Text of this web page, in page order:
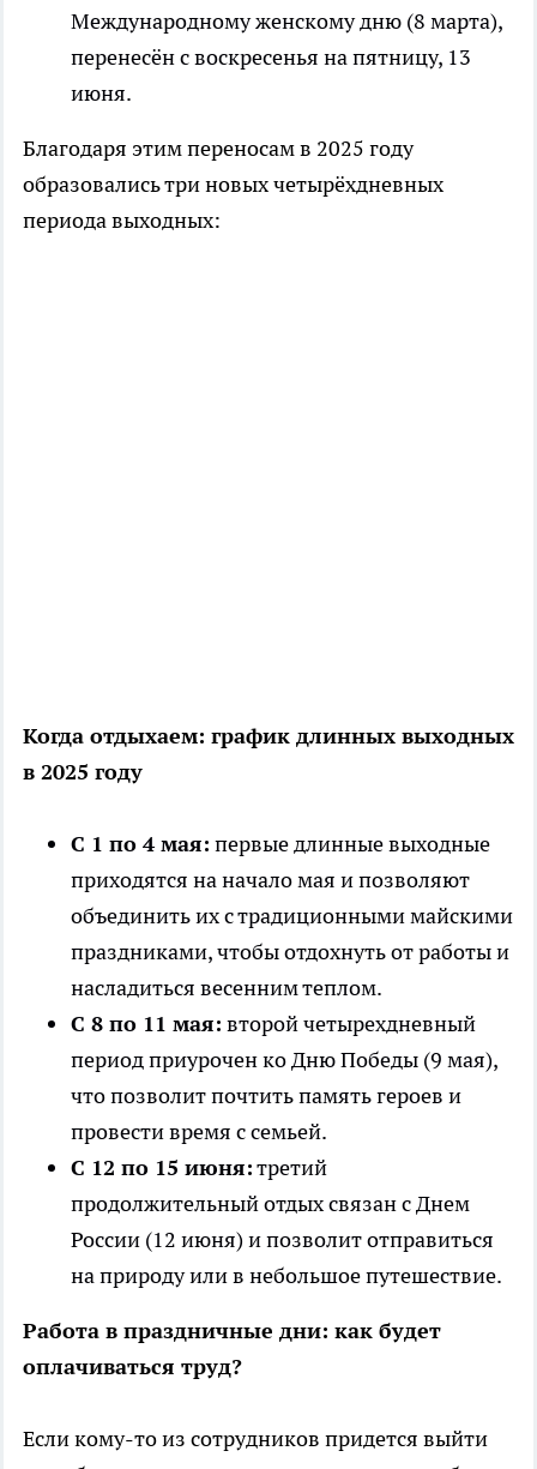
Международному женскому дню (8 марта),
перенесён с воскресенья на пятницу, 13
июня.
Благодаря этим переносам в 2025 году
образовались три новых четырёхдневных
периода выходных:
Когда отдыхаем: график длинных выходных
в 2025 году
С 1 по 4 мая: первые длинные выходные
приходятся на начало мая и позволяют
объединить их с традиционными майскими
праздниками, чтобы отдохнуть от работы и
насладиться весенним теплом.
С 8 по 11 мая: второй четырехдневный
период приурочен ко Дню Победы (9 мая),
что позволит почтить память героев и
провести время с семьей.
С 12 по 15 июня:третий
продолжительный отдых связан с Днем
России (12 июня) и позволит отправиться
на природу или в небольшое путешествие.
Работа в праздничные дни: как будет
оплачиваться труд?
Если кому-то из сотрудников придется выйти